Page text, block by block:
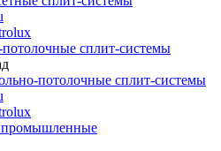
сплит-системы
потолочные сплит-системы